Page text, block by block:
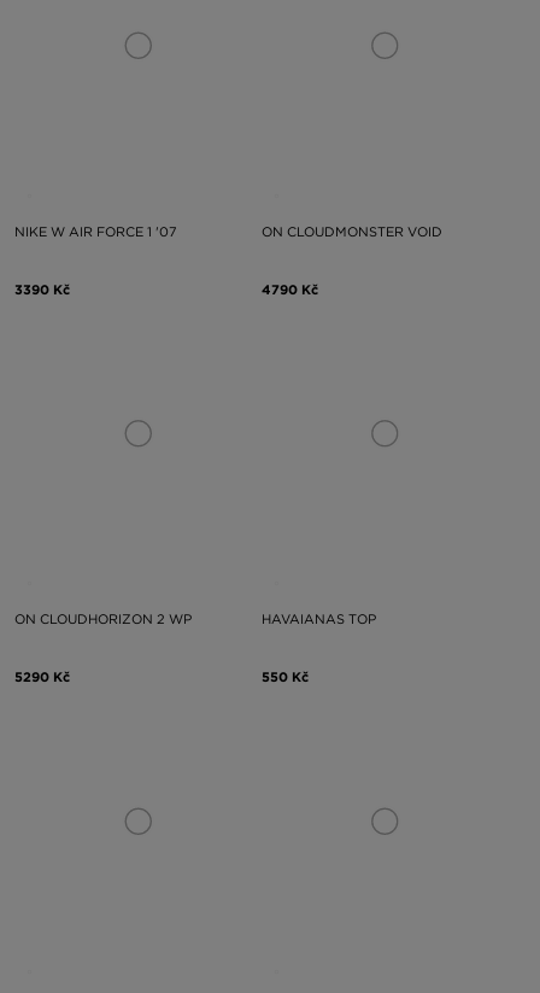
NIKE W AIR FORCE 1 '07
3390 Kč
ON CLOUDMONSTER VOID
4790 Kč
ON CLOUDHORIZON 2 WP
5290 Kč
HAVAIANAS TOP
550 Kč